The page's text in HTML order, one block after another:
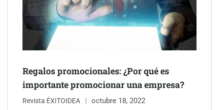
IA ya no es suficiente para los profesionales de la arquitectura
Martín Mingorance Abogados consolida su posición como
Regalos promocionales: ¿Por qué es
importante promocionar una empresa?
Revista ÉXITOIDEA octubre 18, 2022